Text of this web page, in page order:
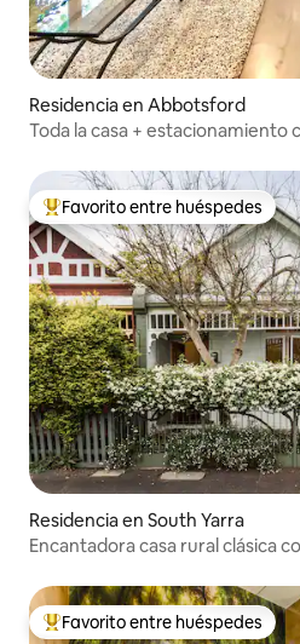
Residencia en Abbotsford
Toda la casa + estacionamiento
De los mejores en Favorito entre
Favorito entre huéspedes
Residencia en South Yarra
Encantadora casa rural clásica
De los mejores en Favorito
Favorito entre huéspedes